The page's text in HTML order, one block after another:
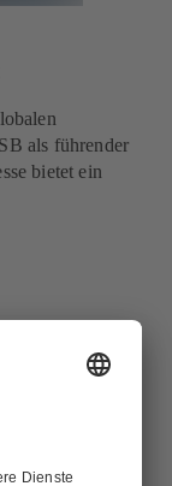
als führender
bietet ein